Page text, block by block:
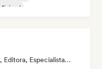
Selo, Mentor, Playlist, Editora, Especialista Em Sincronização